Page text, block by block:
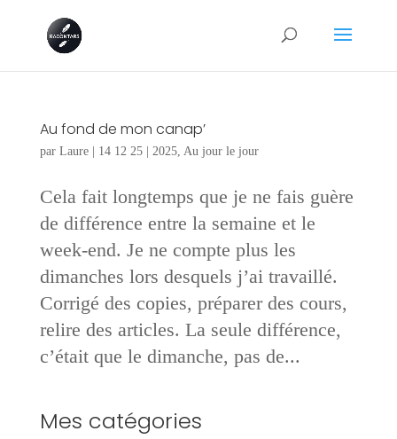
Au fond de mon canap’
par Laure| 14 12 25| 2025, Au jour le jour
Cela fait longtemps que je ne fais guère
de différence entre la semaine et le
week-end. Je ne compte plus les
dimanches lors desquels j’ai travaillé.
Corrigé des copies, préparer des cours,
relire des articles. La seule différence,
c’était que le dimanche, pas de...
Mes catégories